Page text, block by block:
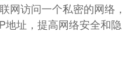
网访问一个私密的网络，
地址，提高网络安全和隐